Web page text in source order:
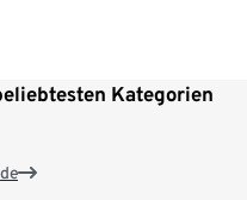
Kategorien